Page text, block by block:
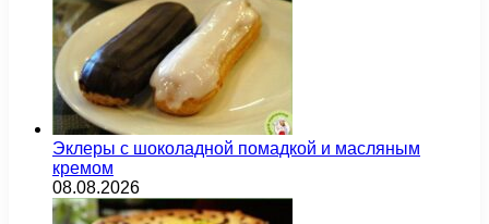
Эклеры с шоколадной помадкой и масляным
кремом
08.08.2026